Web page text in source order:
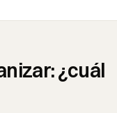
¿cuál